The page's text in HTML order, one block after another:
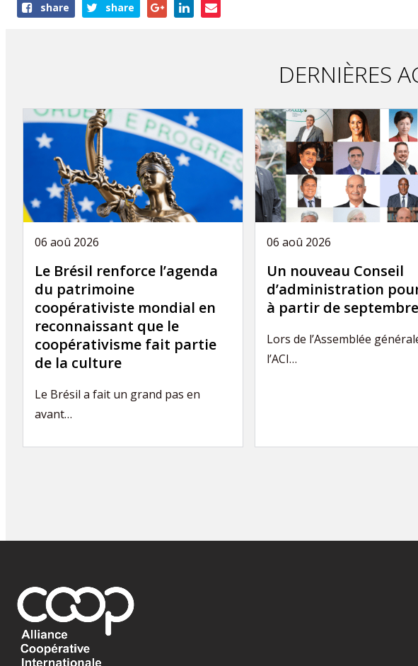
Shareshare share
DERNIÈRES
06 aoû 2026
Le Brésil renforce l’agenda
du patrimoine
coopérativiste mondial en
reconnaissant que le
coopérativisme fait partie
de la culture
Le Brésil a fait un grand pas en
avant…
06 aoû 2026
Un nouveau Conseil
d’administration pour
à partir de septembre
Lors de l’Assemblée
l’ACI…